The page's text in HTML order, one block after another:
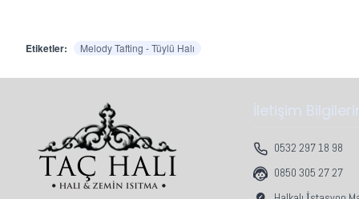
Etiketler: Melody Tafting - Tüylü Halı
İletişim
0532 297 18 98
0850 305 27 27